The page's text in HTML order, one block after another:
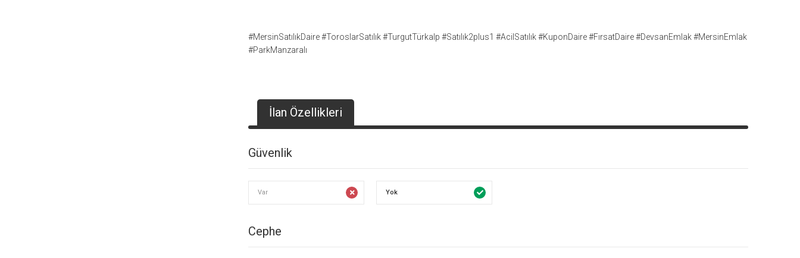
#MersinSatılıkDaire #ToroslarSatılık #TurgutTürkalp #Satılık2plus1 #AcilSatılık #KuponDaire #FırsatDaire #DevsanEmlak #MersinEmlak
#ParkManzaralı
İlan Özellikleri
Güvenlik
Var Yok
Cephe